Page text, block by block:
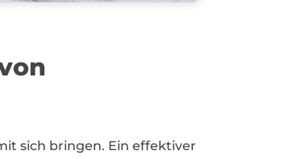
sich bringen. Ein effektiver